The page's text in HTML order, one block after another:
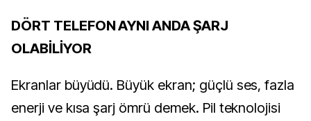
DÖRT TELEFON AYNI ANDA ŞARJ
OLABİLİYOR
Ekranlar büyüdü. Büyük ekran; güçlü ses, fazla
enerji ve kısa şarj ömrü demek. Pil teknolojisi